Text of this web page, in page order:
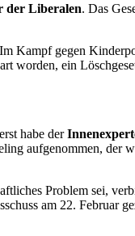
der Liberalen. Das
Kampf gegen
worden, ein
habe der
aufgenommen, der
Problem sei,
am 22. Februar